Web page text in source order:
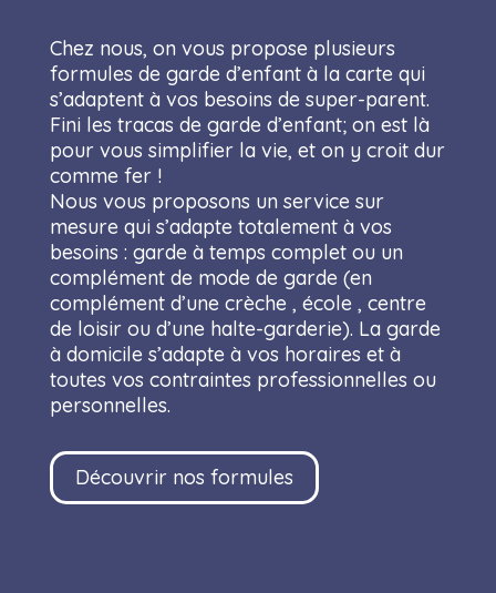
Chez nous, on vous propose plusieurs
formules de garde d’enfant à la carte qui
s’adaptent à vos besoins de super-parent.
Fini les tracas de garde d’enfant; on est là
pour vous simplifier la vie, et on y croit dur
comme fer !
Nous vous proposons un service sur
mesure qui s’adapte totalement à vos
besoins : garde à temps complet ou un
complément de mode de garde (en
complément d’une crèche , école , centre
de loisir ou d’une halte-garderie). La garde
à domicile s’adapte à vos horaires et à
toutes vos contraintes professionnelles ou
personnelles.
Découvrir nos formules